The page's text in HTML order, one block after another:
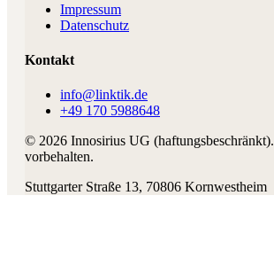
Impressum
Datenschutz
Kontakt
info@linktik.de
+49 170 5988648
© 2026 Innosirius UG (haftungsbeschränkt)
vorbehalten.
Stuttgarter Straße 13, 70806 Kornwestheim